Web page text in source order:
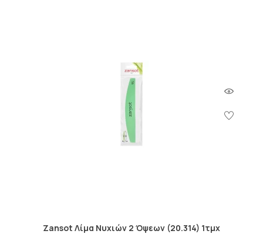
Zansot Λίμα Νυχιών 2 Όψεων (20.314) 1τμχ